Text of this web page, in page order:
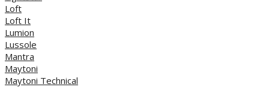
Loft
Loft It
Lumion
Lussole
Mantra
Maytoni
Maytoni Technical